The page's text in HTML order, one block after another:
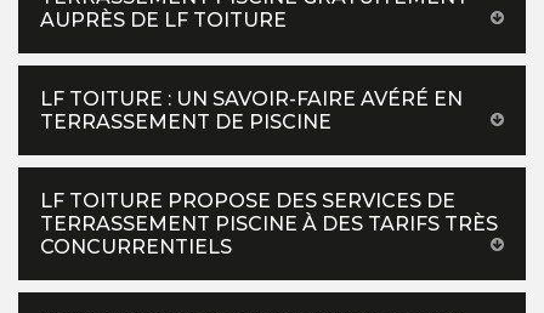
AUPRÈS DE LF TOITURE
LF TOITURE : UN SAVOIR-FAIRE AVÉRÉ EN
TERRASSEMENT DE PISCINE
LF TOITURE PROPOSE DES SERVICES DE
TERRASSEMENT PISCINE À DES TARIFS TRÈS
CONCURRENTIELS